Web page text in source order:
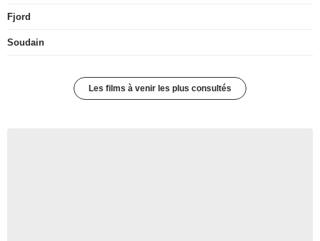
Fjord
Soudain
Les films à venir les plus consultés